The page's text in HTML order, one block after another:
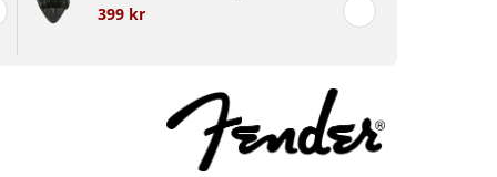
399 kr